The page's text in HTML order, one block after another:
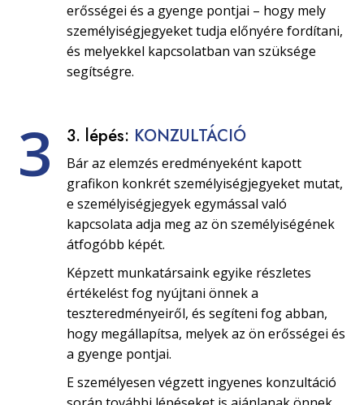
erősségei és a gyenge pontjai – hogy mely
személyiségjegyeket tudja előnyére fordítani,
és melyekkel kapcsolatban van szüksége
segítségre.
3 3. lépés: KONZULTÁCIÓ
Bár az elemzés eredményeként kapott
grafikon konkrét személyiségjegyeket mutat,
e személyiségjegyek egymással való
kapcsolata adja meg az ön személyiségének
átfogóbb képét.
Képzett munkatársaink egyike részletes
értékelést fog nyújtani önnek a
teszteredményeiről, és segíteni fog abban,
hogy megállapítsa, melyek az ön erősségei és
a gyenge pontjai.
E személyesen végzett ingyenes konzultáció